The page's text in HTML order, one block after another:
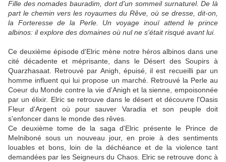
Fille des nomades bauradim, dort d'un sommeil surnaturel. De là
part le chemin vers les royaumes du Rêve, où se dresse, dit-on,
la Forteresse de la Perle. Un voyage inouï attend le prince
albinos: il explore des domaines où nul ne s'était risqué avant lui.
Ce deuxième épisode d'Elric mène notre héros albinos dans une
cité décadente et méprisante, dans le Désert des Soupirs à
Quarzhasaat. Retrouvé par Anigh, épuisé, il est recueilli par un
homme influent qui lui propose un marché. Retrouvé la Perle au
Coeur du Monde contre la vie d'Anigh et la sienne, empoisonnée
par un élixir. Elric se retrouve dans le désert et découvre l'Oasis
Fleur d'Argent où pour sauver Varadia et son peuple doit
s'enfoncer dans le monde des rêves.
Ce deuxième tome de la saga d'Elric présente le Prince de
Melniboné sous un nouveau jour, en proie à des sentiments
louables et bons, loin de la déchéance et de la violence tant
demandées par les Seigneurs du Chaos. Elric se retrouve donc à